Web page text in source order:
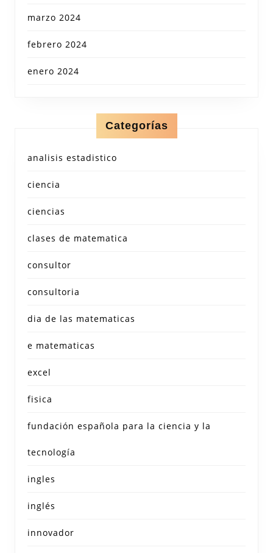
marzo 2024
febrero 2024
enero 2024
Categorías
analisis estadistico
ciencia
ciencias
clases de matematica
consultor
consultoria
dia de las matematicas
e matematicas
excel
fisica
fundación española para la ciencia y la
tecnología
ingles
inglés
innovador